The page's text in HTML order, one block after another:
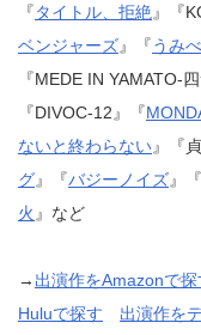
『タイトル、拒絶 』『
ベンジャーズ』『うみ
『MEDE IN YAMATO-
『DIVOC-12』『
ないと終わらない』『
グ』『バジーノイズ』『
火 』など
→ 出演作をAmazonで探
Huluで探す
出演作を